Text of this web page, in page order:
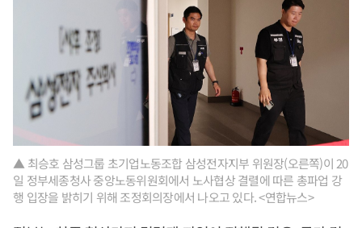
▲ 최승호 삼성그룹 초기업노동조합 삼성전자지부 위원장(오른쪽)이 20
일 정부세종청사 중앙노동위원회에서 노사협상 결렬에 따른 총파업 강
행 입장을 밝히기 위해 조정회의장에서 나오고 있다. <연합뉴스>